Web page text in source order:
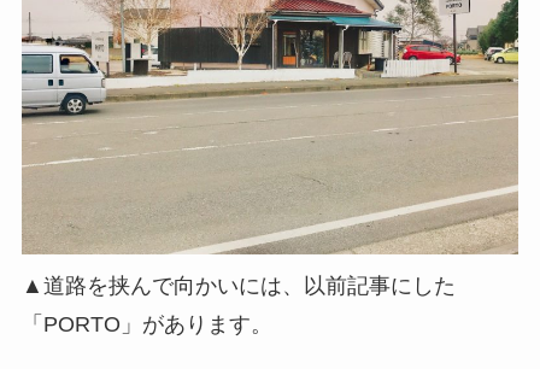
▲道路を挟んで向かいには、以前記事にした
「PORTO」があります。